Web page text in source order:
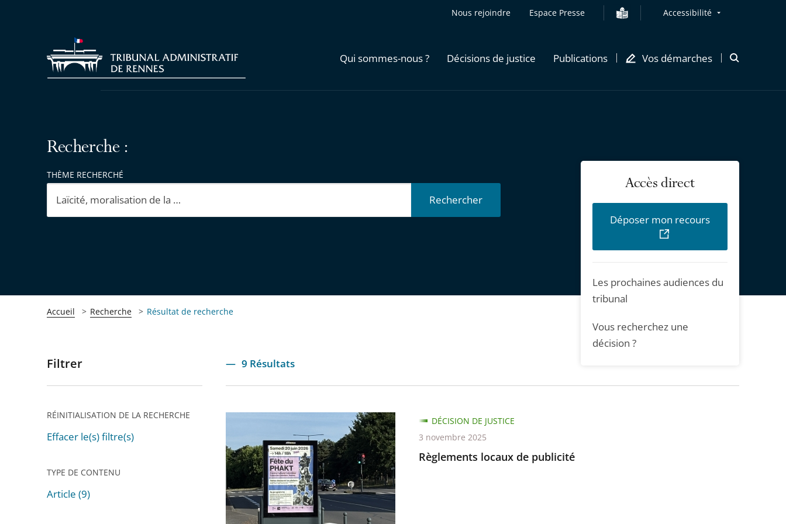
Nous rejoindre Espace Presse Accessibilité
Qui sommes-nous ? Décisions de justice Publications Vos démarches
Ouvrir
Recherche :
THÈME RECHERCHÉ
Rechercher
Accès direct
Déposer mon recours
Les prochaines audiences du
tribunal
Vous recherchez une
décision ?
Accueil Recherche Résultat de recherche
Passer
pour
après
Filtrer
RÉINITIALISATION DE LA RECHERCHE
Effacer le(s) filtre(s)
TYPE DE CONTENU
Article (9)
9 Résultats
de
publicité
Règlements locaux de publicité
DÉCISION DE JUSTICE
3 novembre 2025